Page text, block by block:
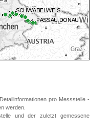
pro Messstelle -
werden.
und der zuletzt gemessene